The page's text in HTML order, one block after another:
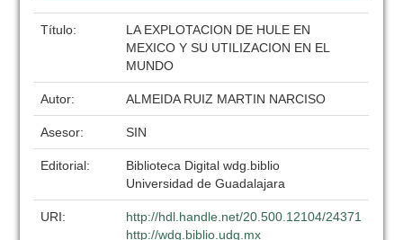
Título:
LA EXPLOTACION DE HULE EN
MEXICO Y SU UTILIZACION EN EL
MUNDO
Autor: ALMEIDA RUIZ MARTIN NARCISO
Asesor: SIN
Editorial:
Biblioteca Digital wdg.biblio
Universidad de Guadalajara
URI:
http://hdl.handle.net/20.500.12104/24371
http://wdg.biblio.udg.mx